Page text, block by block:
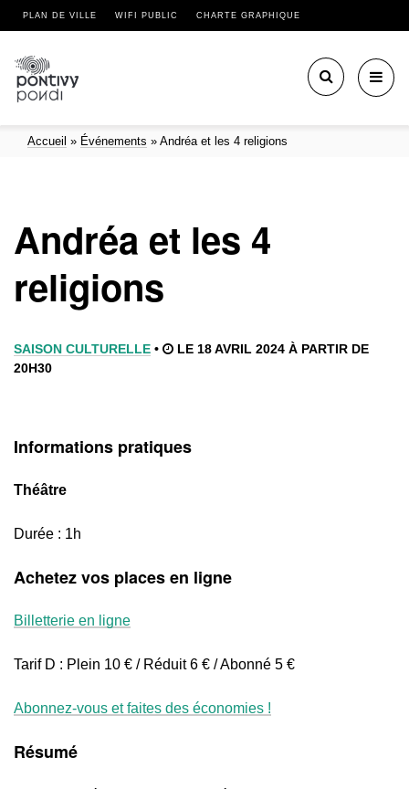
PLAN DE VILLE WIFI PUBLIC CHARTE GRAPHIQUE
Accueil » Événements » Andréa et les 4 religions
Andréa et les 4
religions
SAISON CULTURELLE •
LE 18 AVRIL 2024 À PARTIR DE
20H30
Informations pratiques
Théâtre
Durée : 1h
Achetez vos places en ligne
Billetterie en ligne
Tarif D : Plein 10 € / Réduit 6 € / Abonné 5 €
Abonnez-vous et faites des économies !
Résumé